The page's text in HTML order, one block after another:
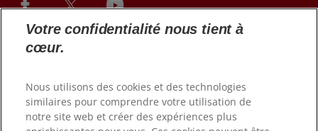
Votre confidentialité nous tient à
cœur.
Nous utilisons des cookies et des technologies
similaires pour comprendre votre utilisation de
notre site web et créer des expériences plus